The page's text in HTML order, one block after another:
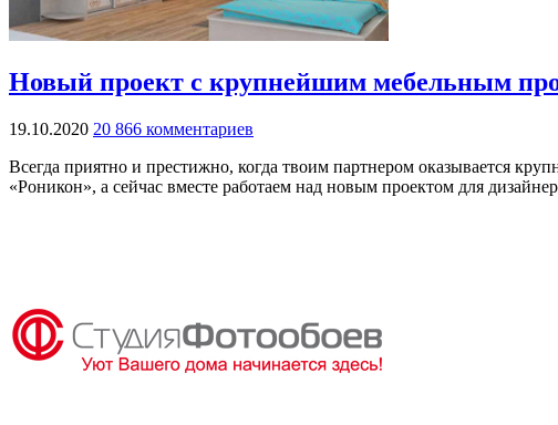
Новый проект с крупнейшим мебельным
19.10.2020 20 866 комментариев
Всегда приятно и престижно, когда твоим партнером оказывается
«Роникон», а сейчас вместе работаем над новым проектом для